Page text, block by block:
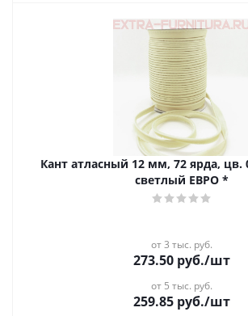
Кант атласный 12 мм, 72 ярда,
светлый ЕВРО *
от 3 тыс. руб.
273.50 руб./шт
от 5 тыс. руб.
259.85 руб./шт